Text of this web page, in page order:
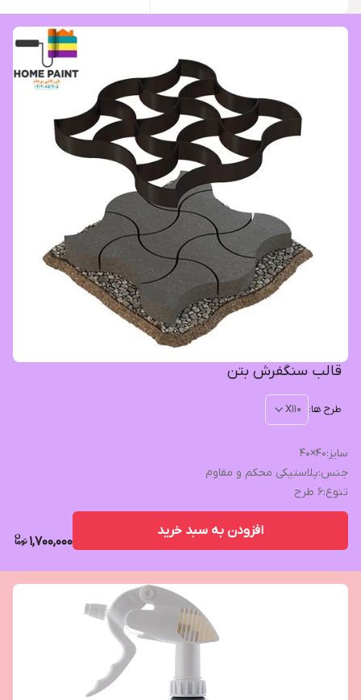
قالب سنگفرش بتن
طرح ها:
X110
سایز:
40×40
جنس:پلاستیکی محکم و مقاوم
تنوع:6 طرح
1,700,000
افزودن به سبد خرید